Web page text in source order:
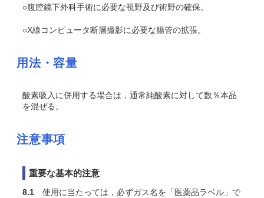
○腹腔鏡下外科手術に必要な視野及び術野の確保。
○X線コンピュータ断層撮影に必要な腸管の拡張。
用法・容量
酸素吸入に併用する場合は，通常純酸素に対して数％本品
を混ぜる。
注意事項
重要な基本的注意
8.1 使用に当たっては，必ずガス名を「医薬品ラベル」で